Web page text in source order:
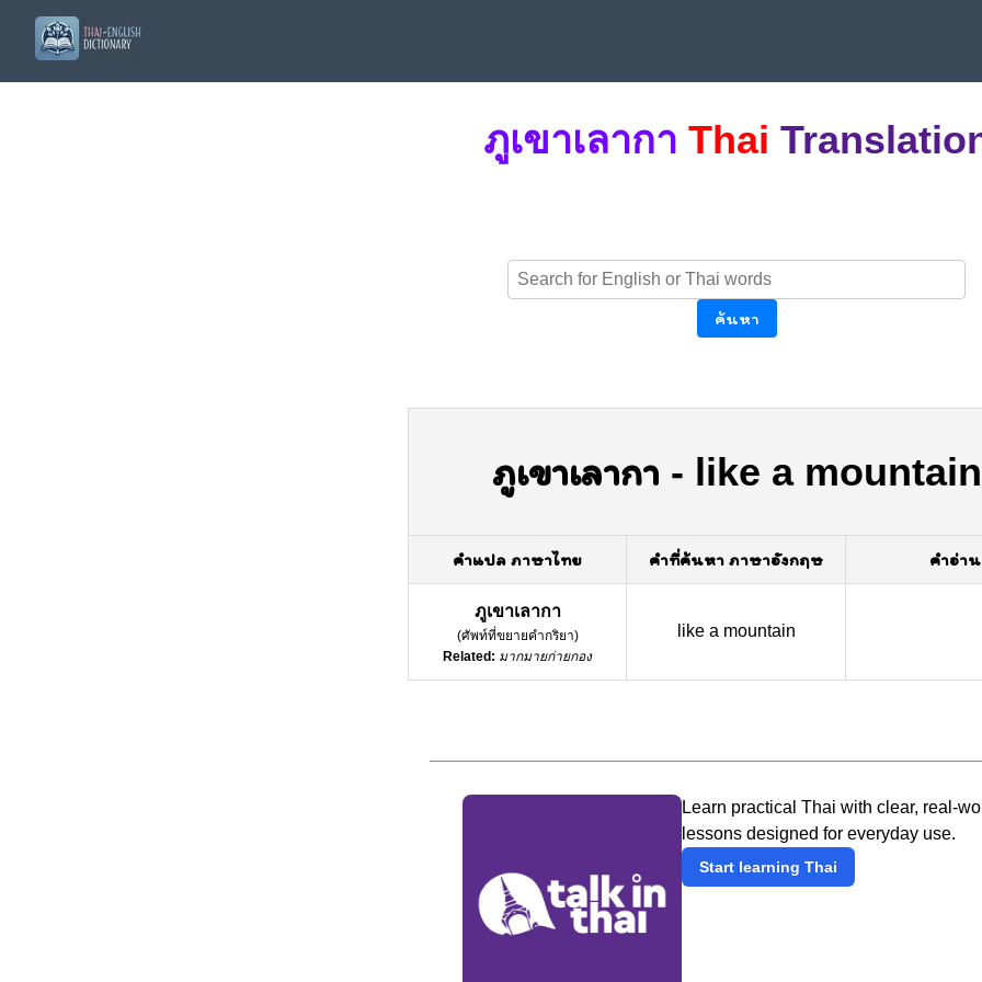
ภูเขาเลากา Thai
ค้นหา
ภูเขาเลากา - like a mountain
คำแปล ภาษาไทย คำที่ค้นหา ภาษาอังกฤษ คำอ่าน
ภูเขาเลากา
(ศัพท์ที่ขยายคำกริยา)
Related: มากมายก่ายกอง
like a mountain
Learn practical Thai with clear, real-
lessons designed for everyday use.
Start learning Thai